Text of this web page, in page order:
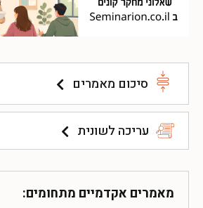
סיכום מאמרים
עריכה לשונית
מאמרים אקדמיים מתחומים: